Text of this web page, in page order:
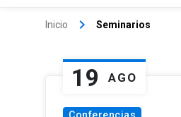
Inicio keyboard_arrow_right Seminarios
19 AGO